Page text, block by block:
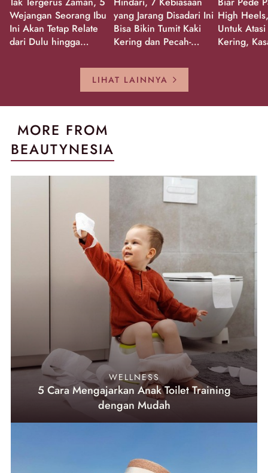
Wejangan Seorang Ibu
Ini Akan Tetap Relate
dari Dulu hingga
yang Jarang Disadari Ini
Bisa Bikin Tumit Kaki
Kering dan Pecah-
High
Untuk
Kering,
LIHAT LAINNYA
MORE FROM
BEAUTYNESIA
WELLNESS
5 Cara Mengajarkan Anak Toilet Training
dengan Mudah